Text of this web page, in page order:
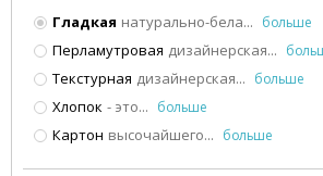
Гладкая натурально-бела... больше
Перламутровая дизайнерская...
Текстурная дизайнерская... больше
Хлопок - это... больше
Картон высочайшего... больше